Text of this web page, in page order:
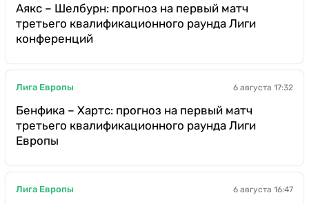
Аякс – Шелбурн: прогноз на первый матч
третьего квалификационного раунда Лиги
конференций
Лига Европы 6 августа 17:32
Бенфика – Хартс: прогноз на первый матч
третьего квалификационного раунда Лиги
Европы
Лига Европы 6 августа 16:47